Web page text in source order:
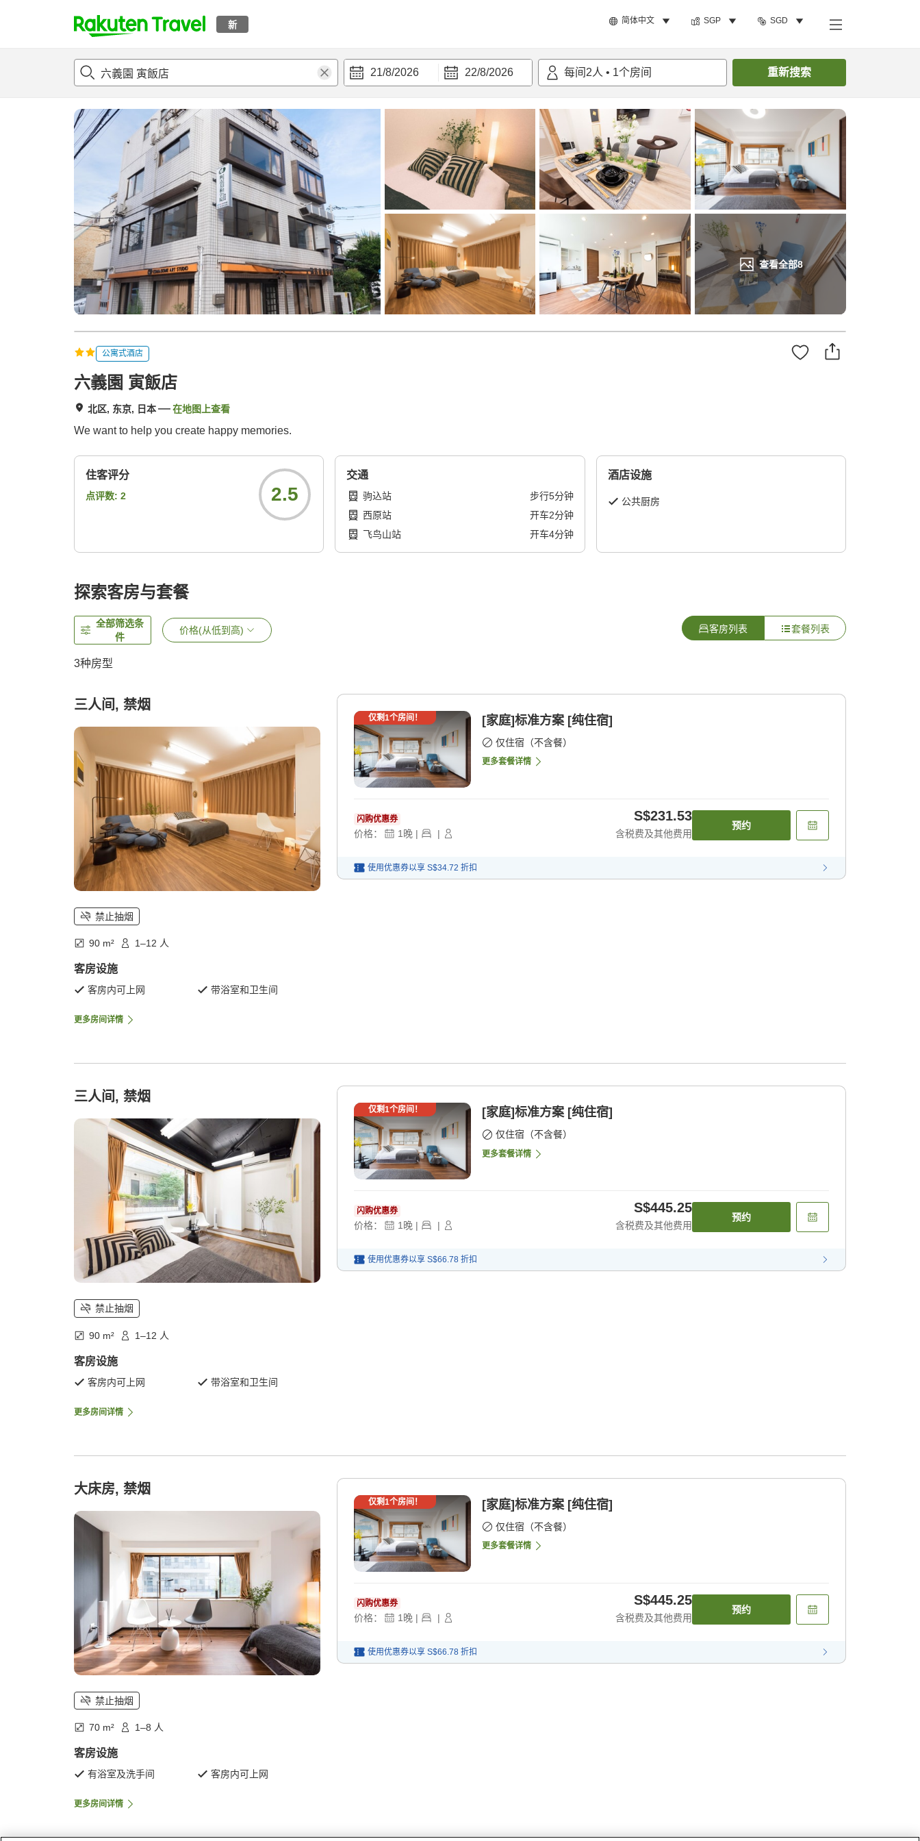
新 简体中文 SGP SGD
t
p
a
g
e
_
s
r
c
h
21/8/2026 22/8/2026 每间 2人 • 1个房间 重新搜索
查看全部8
概况 客房及住宿套餐评论 搜索客房
公寓式酒店
六義園 寅飯店
北区, 东京, 日本 在地图上查看
We want to help you create happy memories.
住客评分
点评数: 2 2.5
交通
驹込站 步行5分钟
西原站
开车2分钟
飞鸟山站
开车4分钟
酒店设施
公共厨房
探索客房与套餐
全部筛选条
件
价格(从低到高) 客房列表 套餐列表
3种房型
三人间, 禁烟
禁止抽烟
90 m² 1–12 人
客房设施
客房内可上网 带浴室和卫生间
更多房间详情
仅剩1个房间！ [家庭]标准方案 [纯住宿]
仅住宿（不含餐）
更多套餐详情
闪购优惠券
价格： 1晚 | |
S$231.53
含税费及其他费用
预约
使用优惠券以享 S$34.72 折扣
三人间, 禁烟
禁止抽烟
90 m² 1–12 人
客房设施
客房内可上网 带浴室和卫生间
更多房间详情
仅剩1个房间！ [家庭]标准方案 [纯住宿]
仅住宿（不含餐）
更多套餐详情
闪购优惠券
价格： 1晚 | |
S$445.25
含税费及其他费用
预约
使用优惠券以享 S$66.78 折扣
大床房, 禁烟
禁止抽烟
70 m² 1–8 人
客房设施
有浴室及洗手间 客房内可上网
更多房间详情
仅剩1个房间！ [家庭]标准方案 [纯住宿]
仅住宿（不含餐）
更多套餐详情
闪购优惠券
价格： 1 晚 | |
S$445.25
含税费及其他费用
预约
使用优惠券以享 S$66.78 折扣